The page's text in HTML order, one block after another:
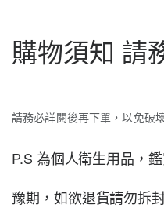
購物須知 請
請務必詳閱後再下單，以免破
P.S 為個人衛生用品，
豫期，如欲退貨請勿拆